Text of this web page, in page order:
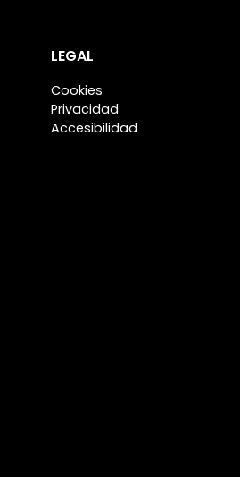
LEGAL
Cookies
Privacidad
Accesibilidad